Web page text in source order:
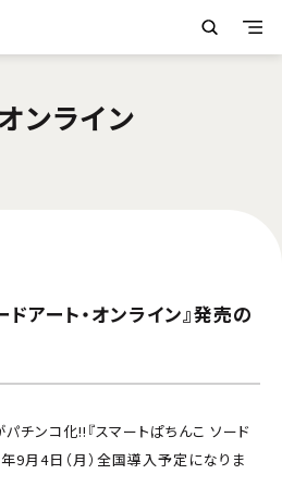
ンライン
ドアート・オンライン』発売の
パチンコ化!!『スマートぱちんこ ソード
年9月4日（月）全国導入予定になりま